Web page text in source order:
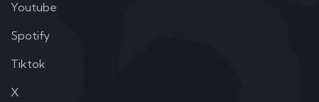
Youtube
Spotify
Tiktok
X